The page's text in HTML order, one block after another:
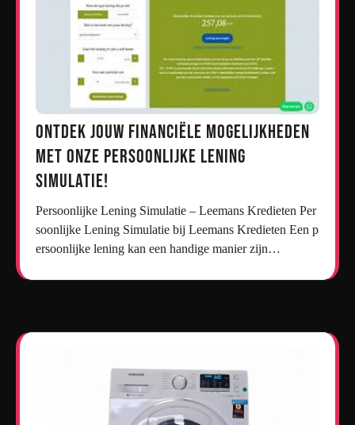
Ontdek jouw financiële mogelijkheden
met onze persoonlijke lening
simulatie!
Persoonlijke Lening Simulatie – Leemans Kredieten Per
soonlijke Lening Simulatie bij Leemans Kredieten Een p
ersoonlijke lening kan een handige manier zijn…